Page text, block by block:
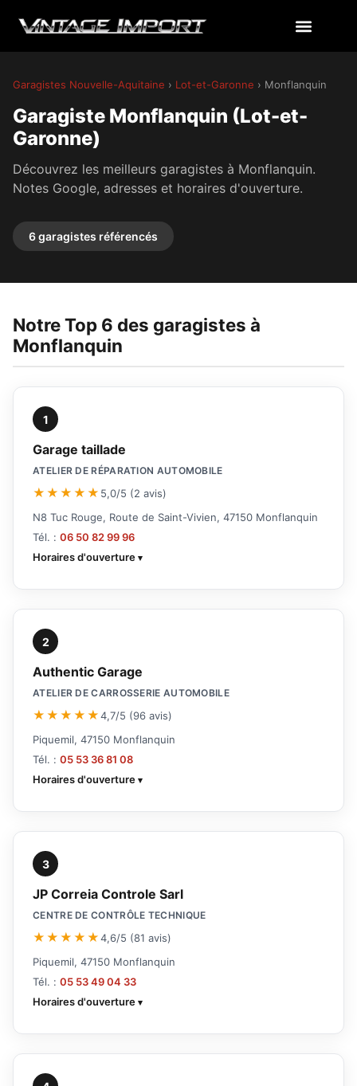
Garagistes Nouvelle-Aquitaine › Lot-et-Garonne › Monflanquin
Garagiste Monflanquin (Lot-et-
Garonne)
Découvrez les meilleurs garagistes à Monflanquin.
Notes Google, adresses et horaires d'ouverture.
6 garagistes référencés
Notre Top 6 des garagistes à
Monflanquin
1
Garage taillade
ATELIER DE RÉPARATION AUTOMOBILE
★★★★★ 5,0/5 (2 avis)
N8 Tuc Rouge, Route de Saint-Vivien, 47150 Monflanquin
Tél. : 06 50 82 99 96
Horaires d'ouverture
2
Authentic Garage
ATELIER DE CARROSSERIE AUTOMOBILE
★★★★★4,7/5 (96 avis)
Piquemil, 47150 Monflanquin
Tél. : 05 53 36 81 08
Horaires d'ouverture
3
JP Correia Controle Sarl
CENTRE DE CONTRÔLE TECHNIQUE
★★★★★4,6/5 (81 avis)
Piquemil, 47150 Monflanquin
Tél. : 05 53 49 04 33
Horaires d'ouverture